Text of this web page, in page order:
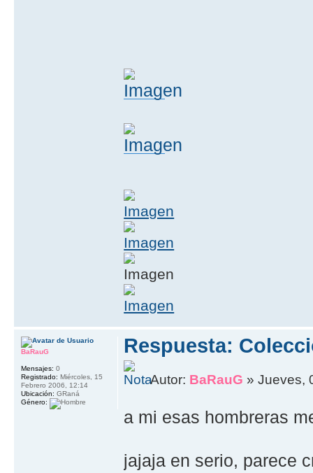
Respuesta:
Autor: BaRauG » Jueves,
a mi esas hombreras
jajaja en serio, parece
BaRauG
Mensajes: 0
Registrado: Miércoles, 15
Febrero 2006, 12:14
Ubicación: GRaná
Género: